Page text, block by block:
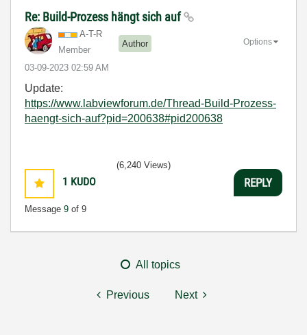
Re: Build-Prozess hängt sich auf
A-T-R
Member
Author
‎03-09-2023 02:59 AM
Options
Update:
https://www.labviewforum.de/Thread-Build-Prozess-
haengt-sich-auf?pid=200638#pid200638
1 KUDO
Message 9 of 9
(6,240 Views)
REPLY
All topics
Previous Next